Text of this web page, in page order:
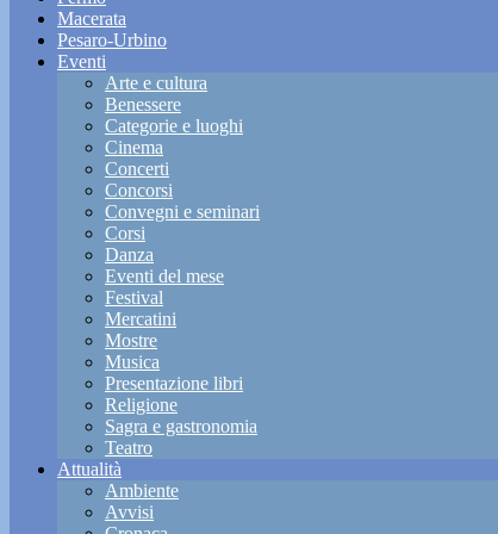
Macerata
Pesaro-Urbino
Eventi
Arte e cultura
Benessere
Categorie e luoghi
Cinema
Concerti
Concorsi
Convegni e seminari
Corsi
Danza
Eventi del mese
Festival
Mercatini
Mostre
Musica
Presentazione libri
Religione
Sagra e gastronomia
Teatro
Attualità
Ambiente
Avvisi